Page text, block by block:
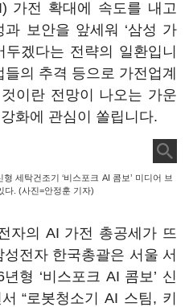
가전 확대에 속도를 내고
보안을 앞세워 ‘삼성 가
겠다는 전략의 일환입니
의 추격 등으로 가전업계
이란 전망이 나오는 가운
화에 관심이 쏠립니다.
세탁건조기 ‘비스포크 AI 콤보’ 미디어 브
다. (사진=안정훈 기자)
자의 AI 가전 총공세가 뜨
전자 한국총괄은 서울 서
형 ‘비스포크 AI 콤보’ 신
“로봇청소기 AI 스팀, 키